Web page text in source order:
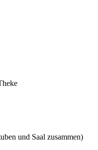
, Doppel-,
oder Dienstreisende.
und Saal zusammen)